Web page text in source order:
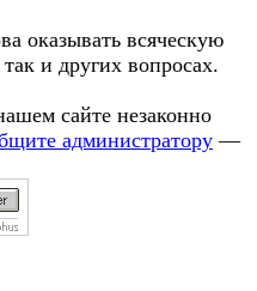
оказывать всяческую
и других вопросах.
сайте незаконно
администратору —